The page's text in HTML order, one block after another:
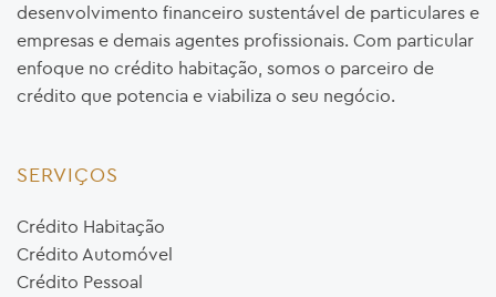
desenvolvimento financeiro sustentável de particulares e
empresas e demais agentes profissionais. Com particular
enfoque no crédito habitação, somos o parceiro de
crédito que potencia e viabiliza o seu negócio.
SERVIÇOS
Crédito Habitação
Crédito Automóvel
Crédito Pessoal